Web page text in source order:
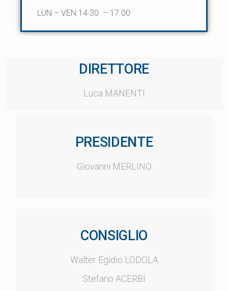
LUN – VEN 14.30 – 17.00
DIRETTORE
Luca MANENTI
PRESIDENTE
Giovanni MERLINO
CONSIGLIO
Walter Egidio LODOLA
Stefano ACERBI